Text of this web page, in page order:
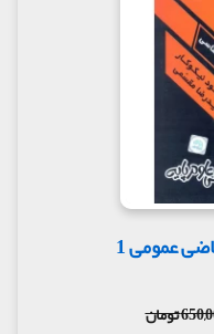
عمومی 1
تومان